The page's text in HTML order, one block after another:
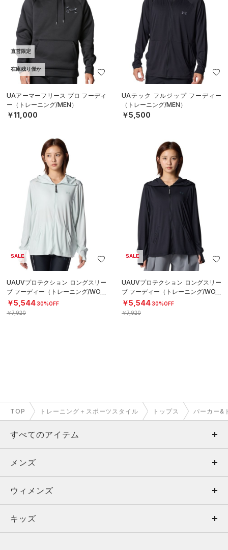
直営限定
在庫残り僅か
UAアーマーフリース プロ フーディ
ー（トレーニング/MEN）
￥11,000
UAテック フルジップ フーディー
（トレーニング/MEN）
￥5,500
SALE
UAUVプロテクション ロングスリー
ブ フーディー（トレーニング/WOM
EN）
￥5,54430%OFF
￥7,920
SALE
UAUVプロテクション ロングスリー
ブ フーディー（トレーニング/WOM
EN）
￥5,54430%OFF
￥7,920
TOP トレーニング＋スポーツスタイル トップス パーカー&
すべてのアイテム
メンズ
ウィメンズ
キッズ
メンズ
トップス
ボトムス
ウィメンズ
トップス
キッズ